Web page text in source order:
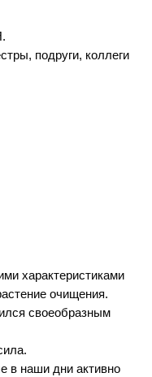
подруги, коллеги
характеристиками
очищения.
своеобразным
.
в наши дни активно